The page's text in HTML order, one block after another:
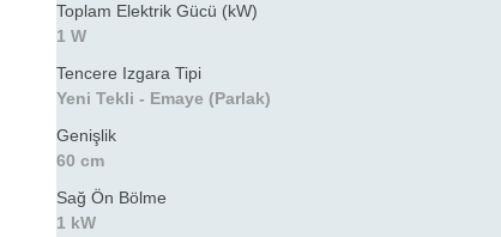
Toplam Elektrik Gücü (kW)
1 W
Tencere Izgara Tipi
Yeni Tekli - Emaye (Parlak)
Genişlik
60 cm
Sağ Ön Bölme
1 kW